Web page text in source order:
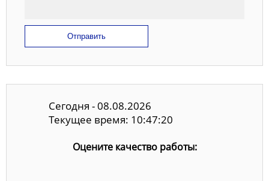
Отправить
Сегодня - 08.08.2026
Текущее время: 10:47:21
Оцените качество работы: